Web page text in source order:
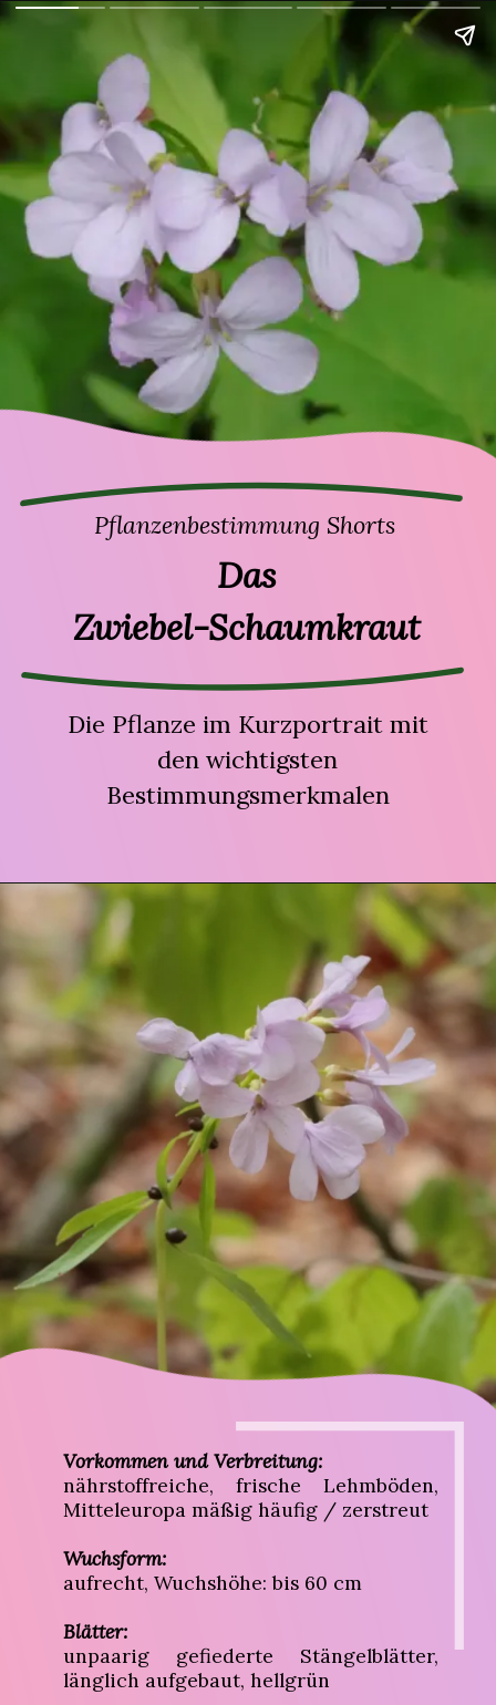
Das
Zwiebel-Schaumkraut
Die Pflanze im Kurzportrait mit
den wichtigsten
Bestimmungsmerkmalen
Pflanzenbestimmung Shorts
Vorkommen und Verbreitung:
nährstoffreiche, frische Lehmböden,
Mitteleuropa mäßig häufig / zerstreut
Wuchsform:
aufrecht, Wuchshöhe: bis 60 cm
Blätter:
unpaarig gefiederte Stängelblätter,
länglich aufgebaut, hellgrün